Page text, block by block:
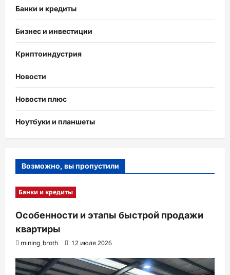
Банки и кредиты
Бизнес и инвестиции
Криптоиндустрия
Новости
Новости плюс
Ноутбуки и планшеты
Возможно, вы пропустили
Банки и кредиты
Особенности и этапы быстрой продажи
квартиры
mining_broth 12 июля 2026